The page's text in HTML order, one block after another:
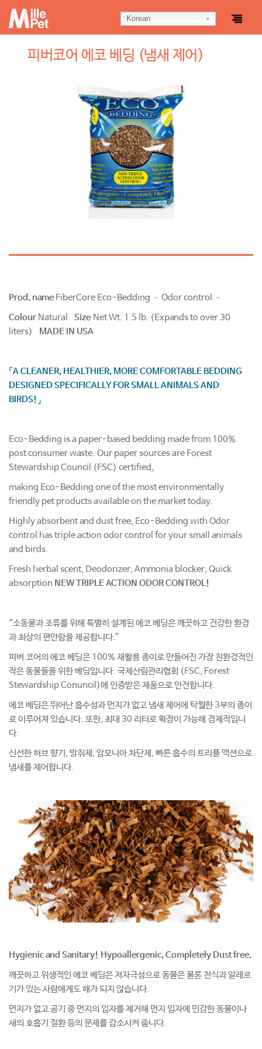
Korean
피버코어 에코 베딩 (냄새 제어)
Prod. nameFiberCore Eco-Bedding – Odor control –
Colour Natural SizeNet Wt. 1.5 lb. (Expands to over 30
liters) MADE IN USA
「A CLEANER, HEALTHIER, MORE COMFORTABLE BEDDING
DESIGNED SPECIFICALLY FOR SMALL ANIMALS AND
BIRDS!」
Eco-Bedding is a paper-based bedding made from 100%
post consumer waste. Our paper sources are Forest
Stewardship Council (FSC) certified,
making Eco-Bedding one of the most environmentally
friendly pet products available on the market today.
Highly absorbent and dust free, Eco-Bedding with Odor
control has triple action odor control for your small animals
and birds.
Fresh herbal scent, Deodorizer, Ammonia blocker, Quick
absorption NEW TRIPLE ACTION ODOR CONTROL!
“소동물과 조류를 위해 특별히 설계된 에코 베딩은 깨끗하고 건강한 환경
과 최상의 편안함을 제공합니다.”
피버 코어의 에코 베딩은 100% 재활용 종이로 만들어진 가장 친환경적인
작은 동물들을 위한 베딩입니다. 국제산림관리협회 (FSC, Forest
Stewardship Conuncil)에 인증받은 제품으로 안전합니다.
에코 베딩은 뛰어난 흡수성과 먼지가 없고 냄새 제어에 탁월한 3부의 종이
로 이루어져 있습니다. 또한, 최대 30 리터로 확장이 가능해 경제적입니
다.
신선한 허브 향기, 방취제, 암모니아 차단제, 빠른 흡수의 트리플 액션으로
냄새를 제어합니다.
Hygienic and Sanitary! Hypoallergenic, Completely Dust free.
깨끗하고 위생적인 에코 베딩은 저자극성으로 동물은 물론 천식과 알레르
기가 있는 사람에게도 해가 되지 않습니다.
먼지가 없고 공기 중 먼지의 입자를 제거해 먼지 입자에 민감한 동물이나
새의 호흡기 질환 등의 문제를 감소시켜 줍니다.